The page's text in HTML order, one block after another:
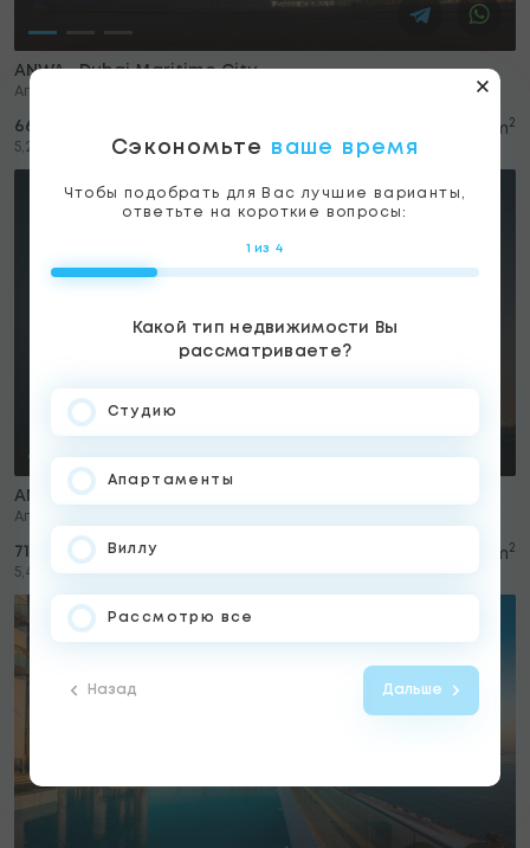
ANWA , Dubai Maritime City
Апартаменты
668,520 USD
5,264 USD/m
127 m 2
ANWA , Dubai Maritime City
Апартаменты
712,260 USD
5,479 USD/m
130 m 2
Сэкономьте ваше время
Чтобы подобрать для Вас лучшие варианты,
ответьте на короткие вопросы:
1 из 4
Какой тип недвижимости Вы
рассматриваете?
Студию
Апартаменты
Виллу
Рассмотрю все
Назад Дальше